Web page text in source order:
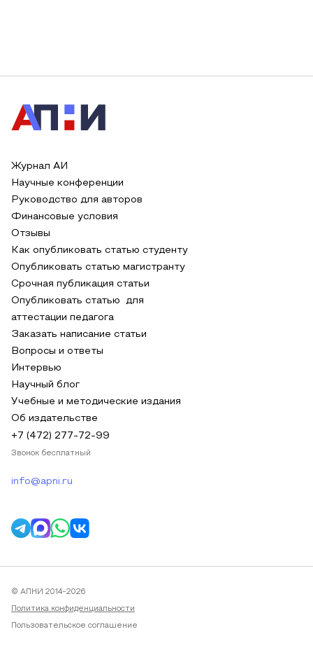
Журнал АИ
Научные конференции
Руководство для авторов
Финансовые условия
Отзывы
Как опубликовать статью студенту
Опубликовать статью магистранту
Срочная публикация статьи
Опубликовать статью для
аттестации педагога
Заказать написание статьи
Вопросы и ответы
Интервью
Научный блог
Учебные и методические издания
Об издательстве
+7 (472) 277-72-99
Звонок бесплатный
info@apni.ru
© АПНИ 2014-2026
Политика конфиденциальности
Пользовательское соглашение